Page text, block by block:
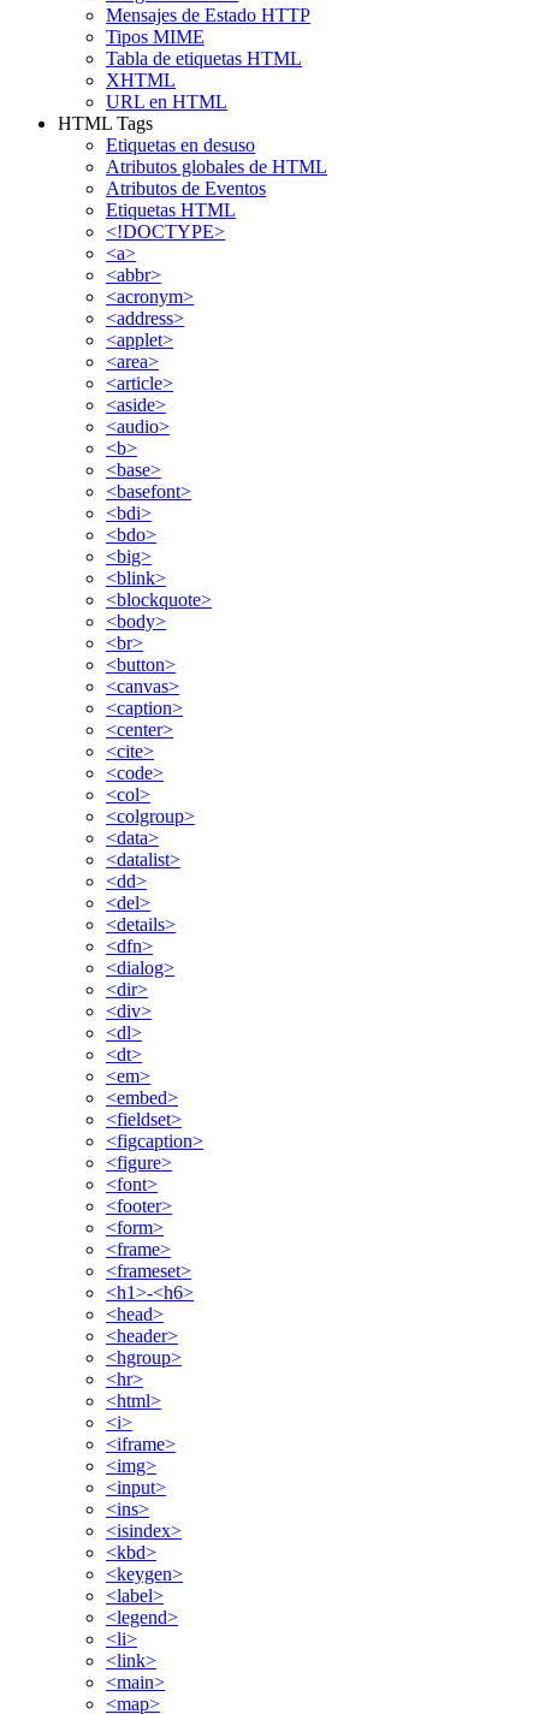
Mensajes de Estado HTTP
Tipos MIME
Tabla de etiquetas HTML
XHTML
URL en HTML
HTML Tags
Etiquetas en desuso
Atributos globales de HTML
Atributos de Eventos
Etiquetas HTML
<!DOCTYPE>
<a>
<abbr>
<acronym>
<address>
<applet>
<area>
<article>
<aside>
<audio>
<b>
<base>
<basefont>
<bdi>
<bdo>
<big>
<blink>
<blockquote>
<body>
<br>
<button>
<canvas>
<caption>
<center>
<cite>
<code>
<col>
<colgroup>
<data>
<datalist>
<dd>
<del>
<details>
<dfn>
<dialog>
<dir>
<div>
<dl>
<dt>
<em>
<embed>
<fieldset>
<figcaption>
<figure>
<font>
<footer>
<form>
<frame>
<frameset>
<h1>-<h6>
<head>
<header>
<hgroup>
<hr>
<html>
<i>
<iframe>
<img>
<input>
<ins>
<isindex>
<kbd>
<keygen>
<label>
<legend>
<li>
<link>
<main>
<map>